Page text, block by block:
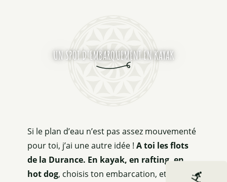
UN SPOT D'EMBARQUEMENT EN KAYAK
Si le plan d’eau n’est pas assez mouvementé
pour toi, j’ai une autre idée ! A toi les flots
de la Durance. En kayak, en rafting, en
hot dog, choisis ton embarcation, et jette-toi